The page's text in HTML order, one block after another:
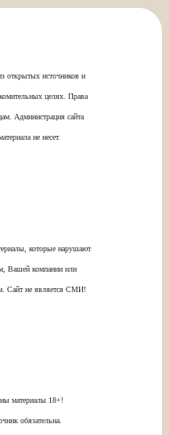
открытых источников и
целях. Права
Администрация сайта
не несет.
которые нарушают
Вашей компании или
Сайт не является СМИ!
материалы 18+!
обязательна.